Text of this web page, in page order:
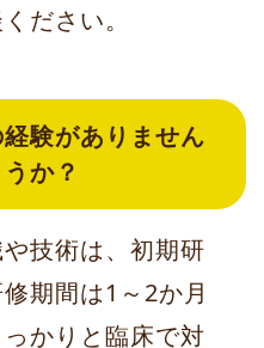
ださい。
験がありません
か？
技術は、初期研
期間は1～2か月
かりと臨床で対